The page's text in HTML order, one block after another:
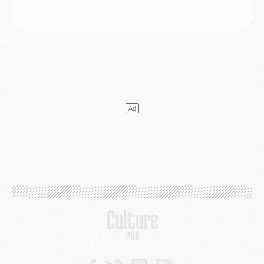
Mercato- Vu d'Italie, le transfert de Suzuki au PSG est bien engagé
Mercato- Ferran Torres ne serait pas à vendre, mais...
- Gros coup dur pour Aston Villa avant de croiser le PSG